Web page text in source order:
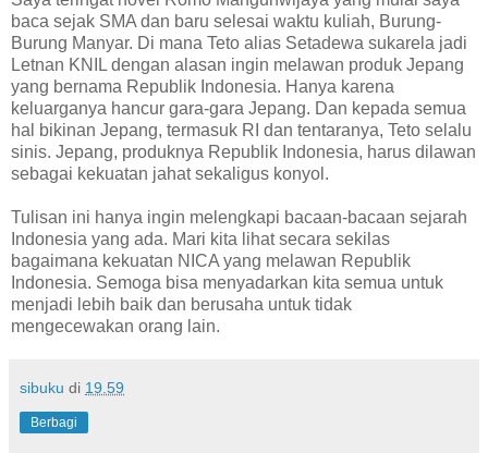
baca sejak SMA dan baru selesai waktu kuliah, Burung-
Burung Manyar. Di mana Teto alias Setadewa sukarela jadi
Letnan KNIL dengan alasan ingin melawan produk Jepang
yang bernama Republik Indonesia. Hanya karena
keluarganya hancur gara-gara Jepang. Dan kepada semua
hal bikinan Jepang, termasuk RI dan tentaranya, Teto selalu
sinis. Jepang, produknya Republik Indonesia, harus dilawan
sebagai kekuatan jahat sekaligus konyol.
Tulisan ini hanya ingin melengkapi bacaan-bacaan sejarah
Indonesia yang ada. Mari kita lihat secara sekilas
bagaimana kekuatan NICA yang melawan Republik
Indonesia. Semoga bisa menyadarkan kita semua untuk
menjadi lebih baik dan berusaha untuk tidak
mengecewakan orang lain.
sibuku di 19.59
Berbagi